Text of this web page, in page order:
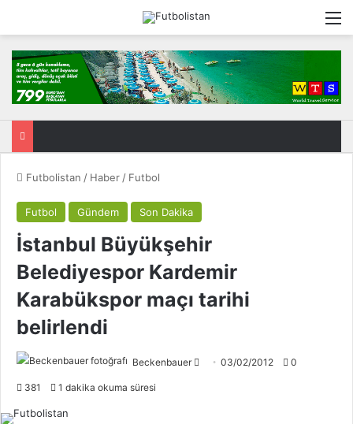
Futbolistan / Haber / Futbol
Futbol Gündem Son Dakika
İstanbul Büyükşehir
Belediyespor Kardemir
Karabükspor maçı tarihi
belirlendi
Beckenbauer 03/02/2012 0
381 1 dakika okuma süresi